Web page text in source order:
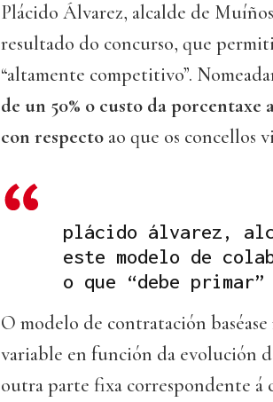
Plácido Álvarez, alcalde de
resultado do concurso, que
“altamente competitivo”.
de un 50% o custo da
con respecto ao que os concellos
plácido álvarez,
este modelo de
o que “debe primar”
O modelo de contratación
variable en función da evolución
outra parte fixa correspondente á